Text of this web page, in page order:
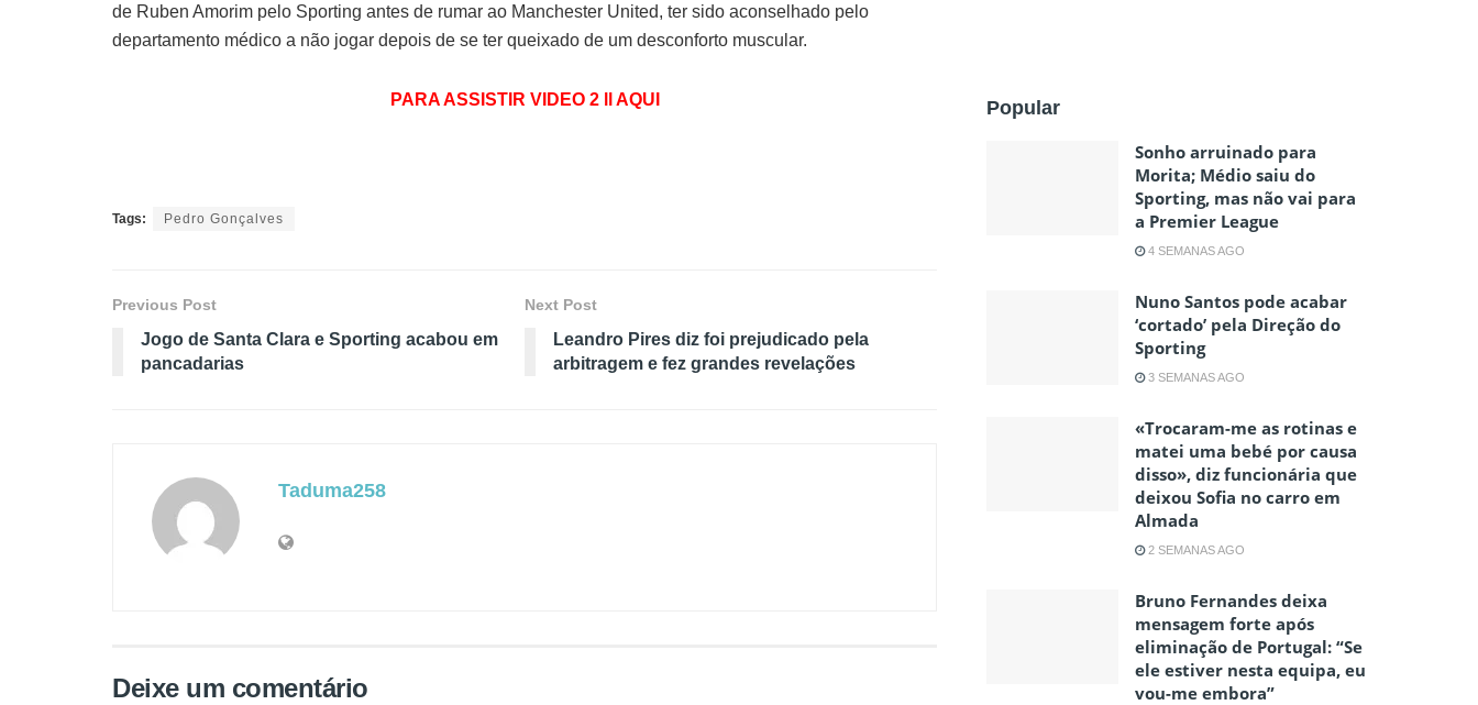
de Ruben Amorim pelo Sporting antes de rumar ao Manchester United, ter sido aconselhado pelo
departamento médico a não jogar depois de se ter queixado de um desconforto muscular.
PARA ASSISTIR VIDEO 2 ll AQUI
Tags: Pedro Gonçalves
Previous Post
Jogo de Santa Clara e Sporting acabou em
pancadarias
Next Post
Leandro Pires diz foi prejudicado pela
arbitragem e fez grandes revelações
Taduma258
Deixe um comentário
Popular
Sonho arruinado para
Morita; Médio saiu do
Sporting, mas não vai para
a Premier League
4 SEMANAS AGO
Nuno Santos pode acabar
‘cortado’ pela Direção do
Sporting
3 SEMANAS AGO
«Trocaram-me as rotinas e
matei uma bebé por causa
disso», diz funcionária que
deixou Sofia no carro em
Almada
2 SEMANAS AGO
Bruno Fernandes deixa
mensagem forte após
eliminação de Portugal: “Se
ele estiver nesta equipa, eu
vou-me embora”